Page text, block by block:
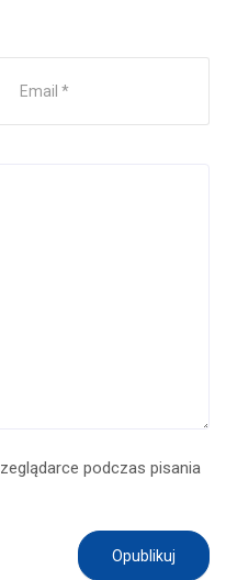
podczas pisania